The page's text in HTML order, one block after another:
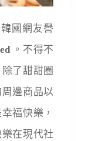
國網友譽
。不得不
了甜甜圈
邊商品以
福快樂，
在現代社